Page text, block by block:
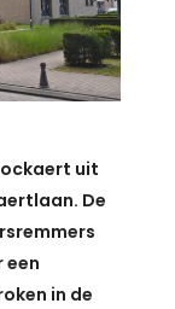
uit
De
een
in de